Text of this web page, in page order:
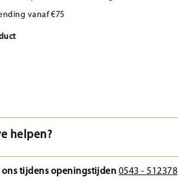
vanaf €75
helpen?
ons tijdens openingstijden 0543 - 512378